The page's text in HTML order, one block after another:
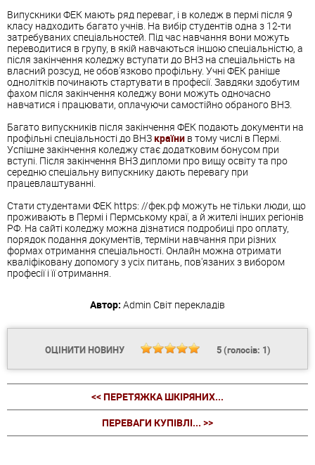
Випускники ФЕК мають ряд переваг, і в коледж в пермі після 9
класу надходить багато учнів. На вибір студентів одна з 12-ти
затребуваних спеціальностей. Під час навчання вони можуть
переводитися в групу, в якій навчаються іншою спеціальністю, а
після закінчення коледжу вступати до ВНЗ на спеціальність на
власний розсуд, не обов'язково профільну. Учні ФЕК раніше
однолітків починають стартувати в професії. Завдяки здобутим
фахом після закінчення коледжу вони можуть одночасно
навчатися і працювати, оплачуючи самостійно обраного ВНЗ.
Багато випускників після закінчення ФЕК подають документи на
профільні спеціальності до ВНЗкраїни в тому числі в Пермі.
Успішне закінчення коледжу стає додатковим бонусом при
вступі. Після закінчення ВНЗ дипломи про вищу освіту та про
середню спеціальну випускнику дають перевагу при
працевлаштуванні.
Стати студентами ФЕК https: //фек.рф можуть не тільки люди, що
проживають в Пермі і Пермському краї, а й жителі інших регіонів
РФ. На сайті коледжу можна дізнатися подробиці про оплату,
порядок подання документів, терміни навчання при різних
формах отримання спеціальності. Онлайн можна отримати
кваліфіковану допомогу з усіх питань, пов'язаних з вибором
професії і її отримання.
Автор: Admin Світ перекладів
ОЦІНИТИ НОВИНУ 5(голосів: 1)
<< ПЕРЕТЯЖКА ШКІРЯНИХ...
ПЕРЕВАГИ КУПІВЛІ... >>